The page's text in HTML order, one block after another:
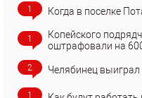
1 Когда в поселке
1
Копейского
оштрафовали на
2 Челябинец
1